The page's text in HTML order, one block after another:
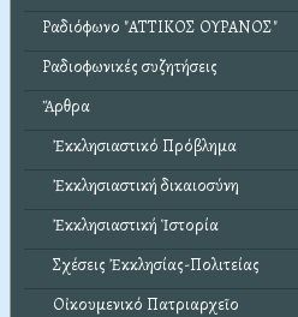
Ραδιόφωνο "ΑΤΤΙΚΟΣ ΟΥΡΑΝΟΣ"
Ραδιοφωνικές συζητήσεις
Ἄρθρα
Ἐκκλησιαστικό Πρόβλημα
Ἐκκλησιαστική δικαιοσύνη
Ἐκκλησιαστική Ἱστορία
Σχέσεις Ἐκκλησίας-Πολιτείας
Οἰκουμενικό Πατριαρχεῖο